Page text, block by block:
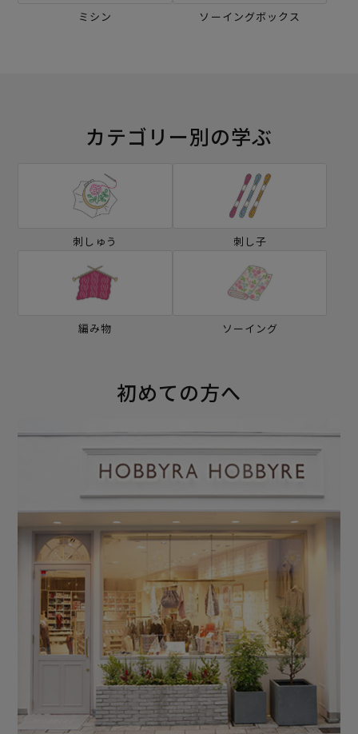
ミシン ソーイングボックス
カテゴリー別の学ぶ
刺しゅう 刺し子
編み物 ソーイング
初めての方へ